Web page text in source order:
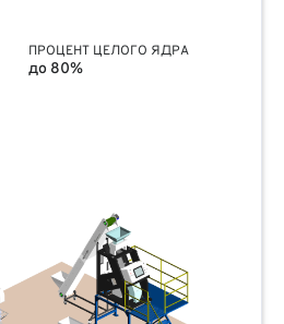
ПРОЦЕНТ ЦЕЛОГО ЯДРА
до 80%